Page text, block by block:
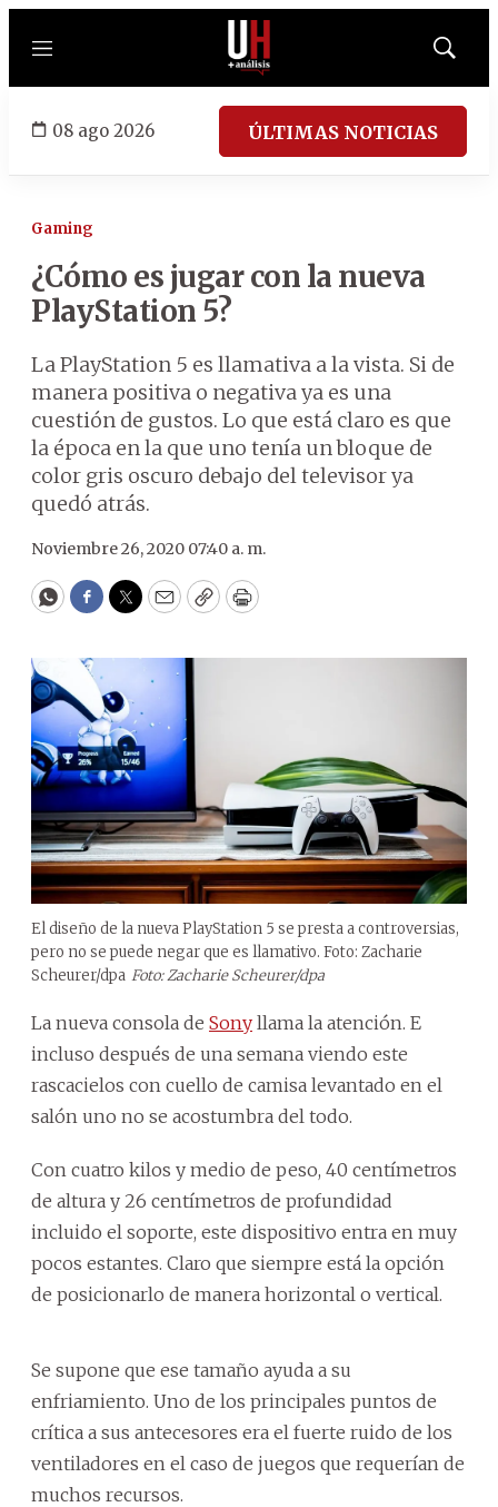
Menú
Mostrar
08 ago 2026 ÚLTIMAS NOTICIAS
Gaming
¿Cómo es jugar con la nueva
PlayStation 5?
La PlayStation 5 es llamativa a la vista. Si de
manera positiva o negativa ya es una
cuestión de gustos. Lo que está claro es que
la época en la que uno tenía un bloque de
color gris oscuro debajo del televisor ya
quedó atrás.
Noviembre 26, 2020 07:40 a. m.
WhatsApp
Facebook
Twitter
EmailCopyPrint
El diseño de la nueva PlayStation 5 se presta a controversias,
pero no se puede negar que es llamativo. Foto: Zacharie
Scheurer/dpa Foto: Zacharie Scheurer/dpa
La nueva consola de Sony llama la atención. E
incluso después de una semana viendo este
rascacielos con cuello de camisa levantado en el
salón uno no se acostumbra del todo.
Con cuatro kilos y medio de peso, 40 centímetros
de altura y 26 centímetros de profundidad
incluido el soporte, este dispositivo entra en muy
pocos estantes. Claro que siempre está la opción
de posicionarlo de manera horizontal o vertical.
Se supone que ese tamaño ayuda a su
enfriamiento. Uno de los principales puntos de
crítica a sus antecesores era el fuerte ruido de los
ventiladores en el caso de juegos que requerían de
muchos recursos.